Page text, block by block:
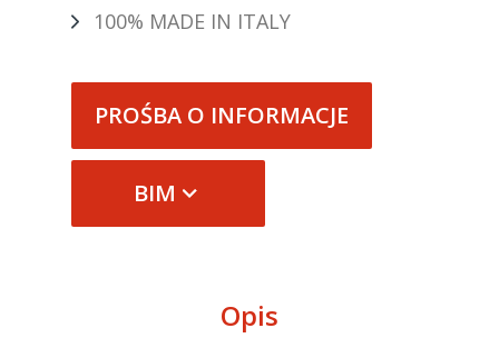
100% MADE IN ITALY
PROŚBA O INFORMACJE
BIM
Opis